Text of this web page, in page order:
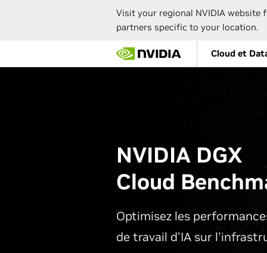
Visit your regional NVIDIA website
partners specific to your location.
main
Cloud et
NVIDIA DGX
Cloud
Optimisez les
de travail d'IA sur